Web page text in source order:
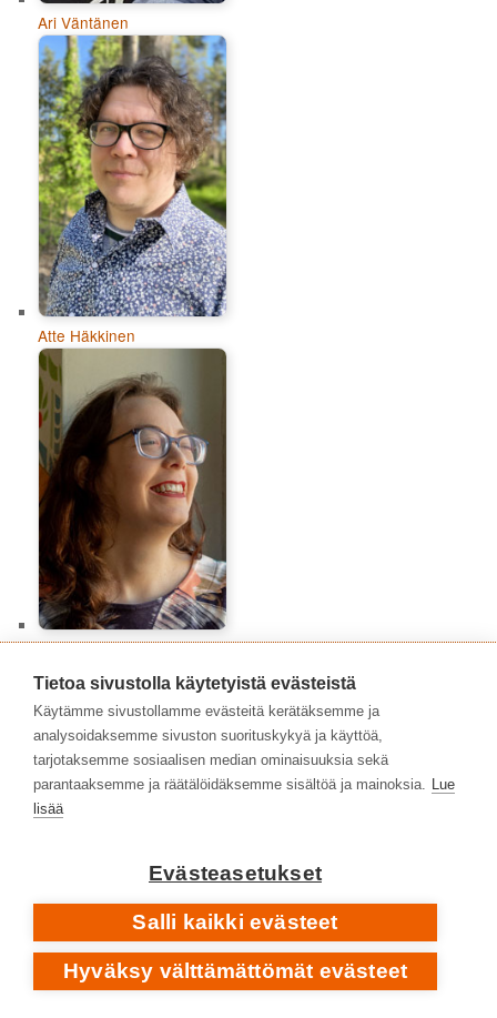
Ari Väntänen
Atte Häkkinen
Auli Särkiö-Pitkänen
Azra Arnautović
Tietoa sivustolla käytetyistä evästeistä
Käytämme sivustollamme evästeitä kerätäksemme ja
analysoidaksemme sivuston suorituskykyä ja käyttöä,
tarjotaksemme sosiaalisen median ominaisuuksia sekä
parantaaksemme ja räätälöidäksemme sisältöä ja mainoksia. Lue
lisää
Evästeasetukset
Salli kaikki evästeet
Hyväksy välttämättömät evästeet